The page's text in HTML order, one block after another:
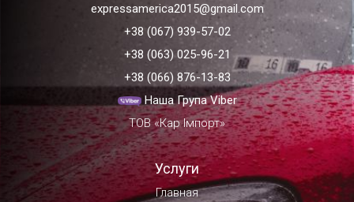
expressamerica2015@gmail.com
+38 (067) 939-57-02
+38 (063) 025-96-21
+38 (066) 876-13-83
Наша Група Viber
ТОВ «Кар Імпорт»
Услуги
Главная